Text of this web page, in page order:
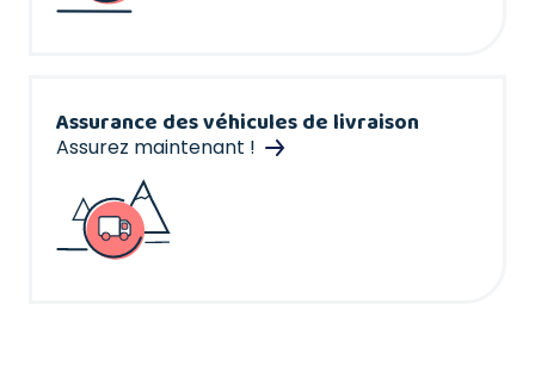
Assurance des véhicules de livraison
Assurez maintenant !